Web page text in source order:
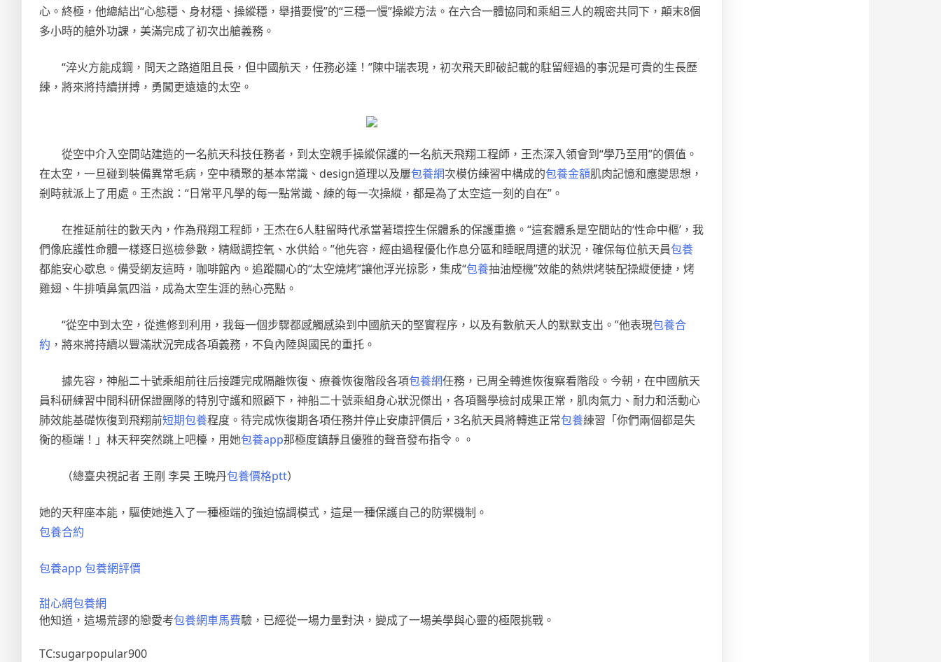
心。終極，他總結出“心態穩、身材穩、操縱穩，舉措要慢”的“三穩一慢”操縱方法。在六合一體協同和乘組三人的親密共同下，顛末8個
多小時的艙外功課，美滿完成了初次出艙義務。
“淬火方能成鋼，問天之路道阻且長，但中國航天，任務必達！”陳中瑞表現，初次飛天即破記載的駐留經過的事況是可貴的生長歷
練，將來將持續拼搏，勇闖更遠遠的太空。
從空中介入空間站建造的一名航天科技任務者，到太空親手操縱保護的一名航天飛翔工程師，王杰深入領會到“學乃至用”的價值。
在太空，一旦碰到裝備異常毛病，空中積聚的基本常識、design道理以及屢包養網次模仿練習中構成的包養金額肌肉記憶和應變思想，
剎時就派上了用處。王杰說：“日常平凡學的每一點常識、練的每一次操縱，都是為了太空這一刻的自在”。
在推延前往的數天內，作為飛翔工程師，王杰在6人駐留時代承當著環控生保體系的保護重擔。“這套體系是空間站的‘性命中樞’，我
們像庇護性命體一樣逐日巡檢參數，精緻調控氧、水供給。”他先容，經由過程優化作息分區和睡眠周遭的狀況，確保每位航天員包養
都能安心歇息。備受網友這時，咖啡館內。追蹤關心的“太空燒烤”讓他浮光掠影，集成“包養抽油煙機”效能的熱烘烤裝配操縱便捷，烤
雞翅、牛排噴鼻氣四溢，成為太空生涯的熱心亮點。
“從空中到太空，從進修到利用，我每一個步驟都感觸感染到中國航天的堅實程序，以及有數航天人的默默支出。”他表現包養合
約 ，將來將持續以豐滿狀況完成各項義務，不負內陸與國民的重托。
據先容，神船二十號乘組前往后接踵完成隔離恢復、療養恢復階段各項包養網任務，已周全轉進恢復察看階段。今朝，在中國航天
員科研練習中間科研保證團隊的特別守護和照顧下，神船二十號乘組身心狀況傑出，各項醫學檢討成果正常，肌肉氣力、耐力和活動心
肺效能基礎恢復到飛翔前短期包養程度。待完成恢復期各項任務并停止安康評價后，3名航天員將轉進正常包養練習「你們兩個都是失
衡的極端！」林天秤突然跳上吧檯，用她包養app那極度鎮靜且優雅的聲音發布指令。。
（總臺央視記者 王剛 李昊 王曉丹包養價格ptt）
她的天秤座本能，驅使她進入了一種極端的強迫協調模式，這是一種保護自己的防禦機制。
包養合約
包養app 包養網評價
甜心網包養網
他知道，這場荒謬的戀愛考包養網車馬費驗，已經從一場力量對決，變成了一場美學與心靈的極限挑戰。
TC:sugarpopular900